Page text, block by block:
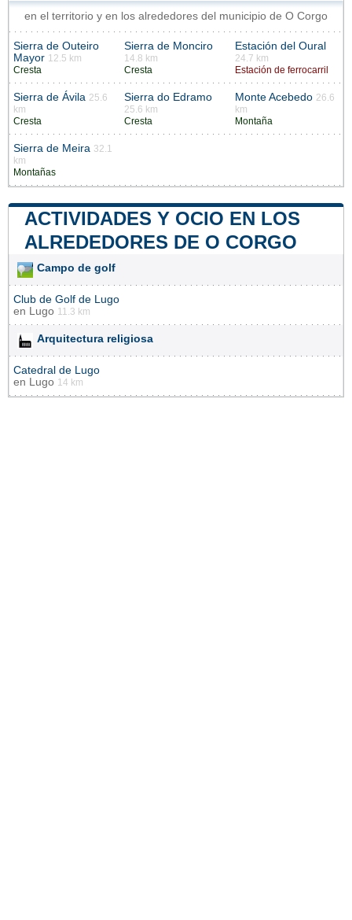
en el territorio y en los alrededores del municipio de O Corgo
Sierra de Outeiro
Mayor 12.5 km
Cresta
Sierra de Monciro
14.8 km
Cresta
Estación del Oural
24.7 km
Estación de ferrocarril
Sierra de Ávila 25.6
km
Cresta
Sierra do Edramo
25.6 km
Cresta
Monte Acebedo 26.6
km
Montaña
Sierra de Meira 32.1
km
Montañas
ACTIVIDADES Y OCIO EN LOS
ALREDEDORES DE O CORGO
Campo de golf
Club de Golf de Lugo
en
Lugo 11.3 km
Arquitectura religiosa
Catedral de Lugo
en
Lugo 14 km